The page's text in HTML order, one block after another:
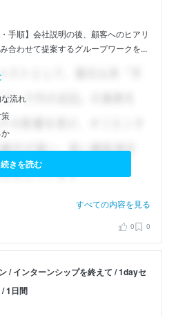
手順】会社説明の後、顧客へのヒアリ
合わせて提案するグループワークを...
流れ
続きを読む
すべての内容を見る
0 0
/ インターンシップを終えて / 1dayセ
1日間